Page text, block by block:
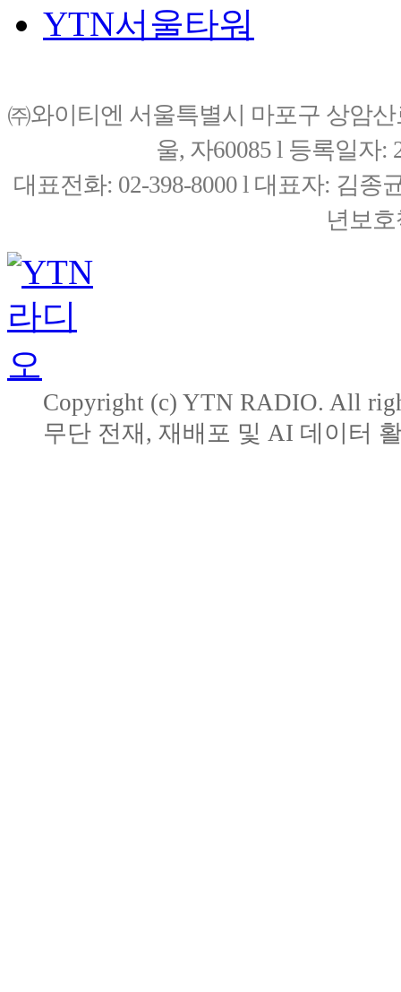
YTN서울타워
㈜와이티엔 서울특별시 마포구 상암
울, 자60085 l 등록일자:
대표전화: 02-398-8000 l 대표자: 김종
년보
Copyright (c) YTN RADIO. All
무단 전재, 재배포 및 AI 데이터